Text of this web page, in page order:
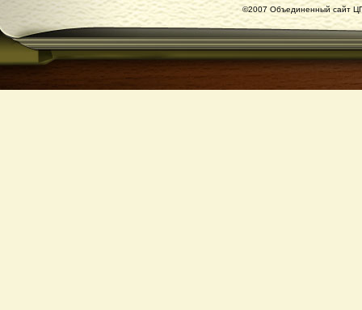
©2007 Объединенный сайт